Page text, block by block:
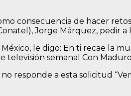
consecuencia de hacer
Jorge Márquez,
le digo: En ti recae la
televisión semanal Con Maduro
responde a esta solicitud